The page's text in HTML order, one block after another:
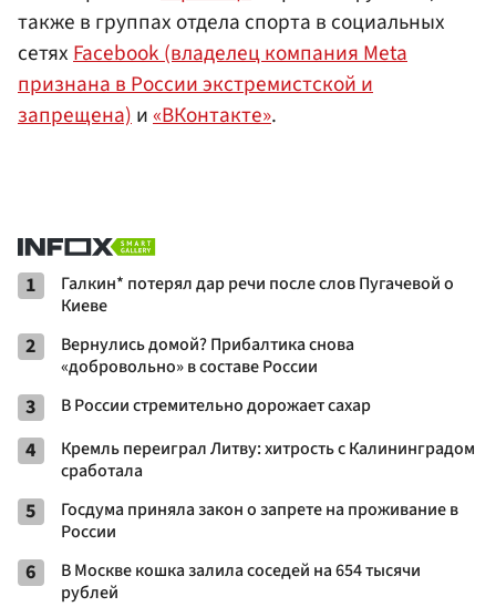
также в группах отдела спорта в социальных
сетяхFacebook (владелец компания Meta
признана в России экстремистской и
запрещена)и«ВКонтакте».
1
Галкин* потерял дар речи после слов Пугачевой о
Киеве
2
Вернулись домой? Прибалтика снова
«добровольно» в составе России
3 В России стремительно дорожает сахар
4
Кремль переиграл Литву: хитрость с Калининградом
сработала
5
Госдума приняла закон о запрете на проживание в
России
6
В Москве кошка залила соседей на 654 тысячи
рублей